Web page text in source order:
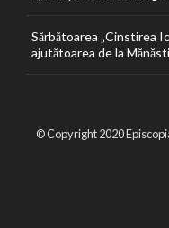
Sărbătoarea „Cinstirea
ajutătoarea de la
© Copyright 2020